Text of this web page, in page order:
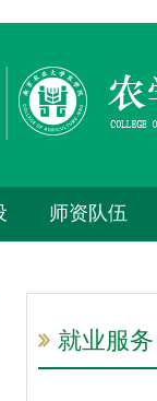
师资队伍
就业服务